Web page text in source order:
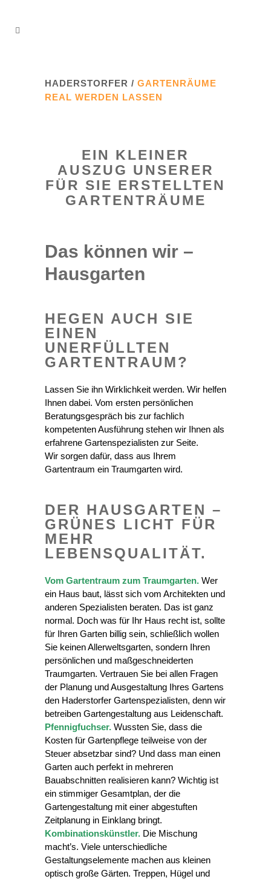
HADERSTORFER / GARTENRÄUME
REAL WERDEN LASSEN
EIN KLEINER
AUSZUG UNSERER
FÜR SIE ERSTELLTEN
GARTENTRÄUME
Das können wir –
Hausgarten
HEGEN AUCH SIE
EINEN
UNERFÜLLTEN
GARTENTRAUM?
Lassen Sie ihn Wirklichkeit werden. Wir helfen
Ihnen dabei. Vom ersten persönlichen
Beratungsgespräch bis zur fachlich
kompetenten Ausführung stehen wir Ihnen als
erfahrene Gartenspezialisten zur Seite.
Wir sorgen dafür, dass aus Ihrem
Gartentraum ein Traumgarten wird.
DER HAUSGARTEN –
GRÜNES LICHT FÜR
MEHR
LEBENSQUALITÄT.
Vom Gartentraum zum Traumgarten. Wer
ein Haus baut, lässt sich vom Architekten und
anderen Spezialisten beraten. Das ist ganz
normal. Doch was für Ihr Haus recht ist, sollte
für Ihren Garten billig sein, schließlich wollen
Sie keinen Allerweltsgarten, sondern Ihren
persönlichen und maßgeschneiderten
Traumgarten. Vertrauen Sie bei allen Fragen
der Planung und Ausgestaltung Ihres Gartens
den Haderstorfer Gartenspezialisten, denn wir
betreiben Gartengestaltung aus Leidenschaft.
Pfennigfuchser. Wussten Sie, dass die
Kosten für Gartenpflege teilweise von der
Steuer absetzbar sind? Und dass man einen
Garten auch perfekt in mehreren
Bauabschnitten realisieren kann? Wichtig ist
ein stimmiger Gesamtplan, der die
Gartengestaltung mit einer abgestuften
Zeitplanung in Einklang bringt.
Kombinationskünstler. Die Mischung
macht’s. Viele unterschiedliche
Gestaltungselemente machen aus kleinen
optisch große Gärten. Treppen, Hügel und